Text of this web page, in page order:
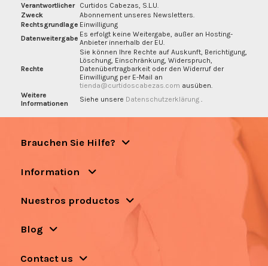
Verantwortlicher
Curtidos Cabezas, S.L.U.
Zweck
Abonnement unseres Newsletters.
Rechtsgrundlage Einwilligung
Datenweitergabe Es erfolgt keine Weitergabe, außer an Hosting-
Anbieter innerhalb der EU.
Rechte
Sie können Ihre Rechte auf Auskunft, Berichtigung,
Löschung, Einschränkung, Widerspruch,
Datenübertragbarkeit oder den Widerruf der
Einwilligung per E-Mail an
tienda@curtidoscabezas.com ausüben.
Weitere
Informationen
Siehe unsere Datenschutzerklärung .
Brauchen Sie Hilfe?
Information
Nuestros productos
Blog
Contact us